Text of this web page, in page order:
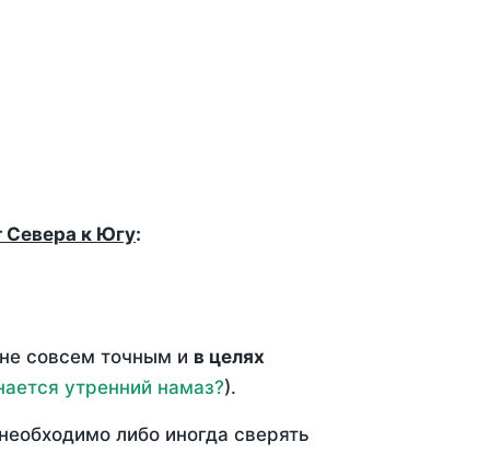
Севера к Югу:
совсем точным и в целях
утренний намаз?).
либо иногда сверять